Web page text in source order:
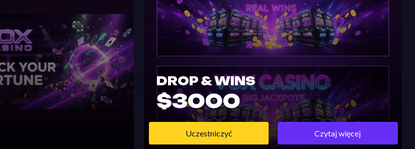
DROP & WINS
$3000
Uczestniczyć Czytaj więcej